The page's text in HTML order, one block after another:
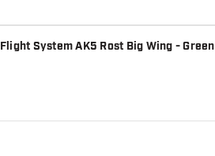
System AK5 Rost Big Wing - Green